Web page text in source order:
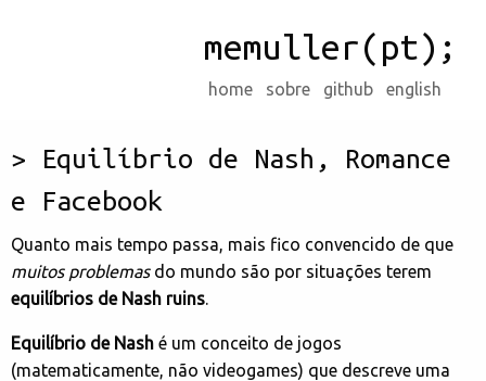
memuller(pt);
home sobre github english
Equilíbrio de Nash, Romance
e Facebook
Quanto mais tempo passa, mais fico convencido de que
muitos problemasdo mundo são por situações terem
equilíbrios de Nash ruins.
Equilíbrio de Nash é um conceito de jogos
(matematicamente, não videogames) que descreve uma